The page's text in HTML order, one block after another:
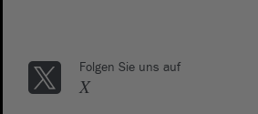
Folgen Sie uns auf
X